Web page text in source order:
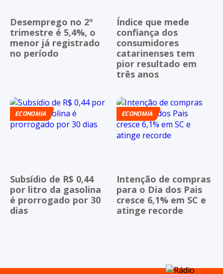
Desemprego no 2º
trimestre é 5,4%, o
menor já registrado
no período
Índice que mede
confiança dos
consumidores
catarinenses tem
pior resultado em
três anos
ECONOMIA
Subsídio de R$ 0,44
por litro da gasolina
é prorrogado por 30
dias
ECONOMIA
Intenção de compras
para o Dia dos Pais
cresce 6,1% em SC e
atinge recorde